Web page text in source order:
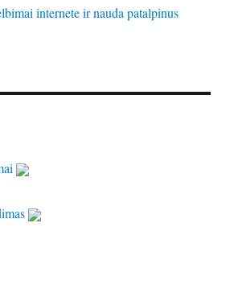
internete ir nauda patalpinus